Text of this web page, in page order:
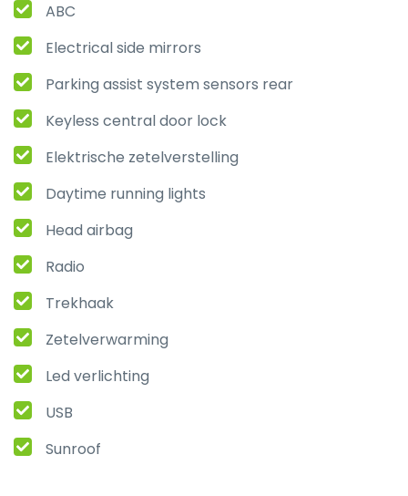
ABC
Electrical side mirrors
Parking assist system sensors rear
Keyless central door lock
Elektrische zetelverstelling
Daytime running lights
Head airbag
Radio
Trekhaak
Zetelverwarming
Led verlichting
USB
Sunroof